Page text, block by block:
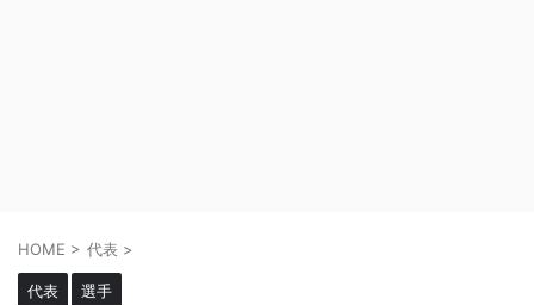
HOME > 代表 >
代表 選手